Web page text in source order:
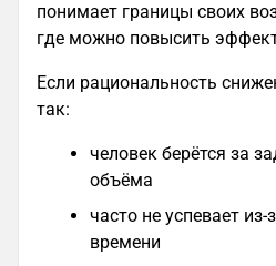
понимает границы своих
где можно повысить
Если рациональность
так:
человек берётся за
объёма
часто не успевает
времени